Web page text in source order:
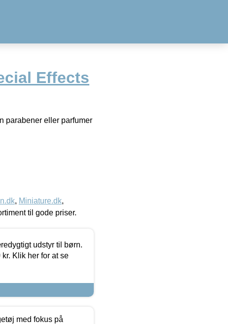
Effects
parabener eller parfumer
, Miniature.dk,
til gode priser.
udstyr til børn.
Klik her for at se
med fokus på